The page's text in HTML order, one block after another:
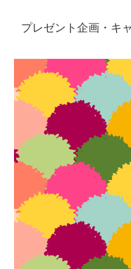
プレゼント企画・キ